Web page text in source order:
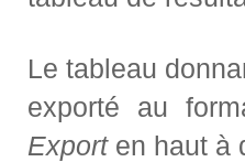
Le tableau
exporté au
Exporten haut à